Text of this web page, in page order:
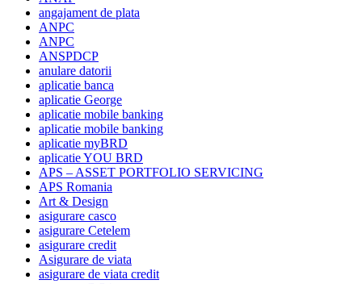
angajament de plata
ANPC
ANPC
ANSPDCP
anulare datorii
aplicatie banca
aplicatie George
aplicatie mobile banking
aplicatie mobile banking
aplicatie myBRD
aplicatie YOU BRD
APS – ASSET PORTFOLIO SERVICING
APS Romania
Art & Design
asigurare casco
asigurare Cetelem
asigurare credit
Asigurare de viata
asigurare de viata credit